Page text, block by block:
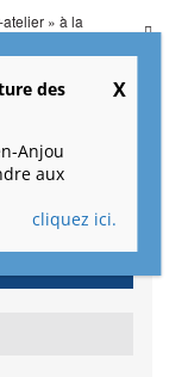
» à la
des
Anjou
aux
cliquez ici.